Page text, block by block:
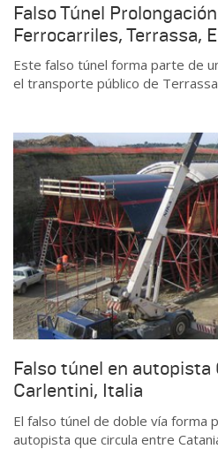
Falso Túnel
Ferrocarriles, Terrassa,
Este falso túnel forma parte de
el transporte público de
Falso túnel en
Carlentini, Italia
El falso túnel de doble vía forma
autopista que circula entre